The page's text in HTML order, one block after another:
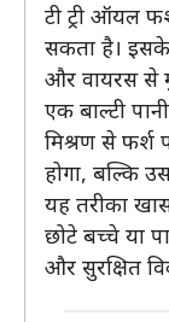
टी ट्री ऑयल
सकता है। इसके
और वायरस से
एक बाल्टी
मिश्रण से
होगा, बल्कि
यह तरीका
छोटे बच्चे या
और सुरक्षित